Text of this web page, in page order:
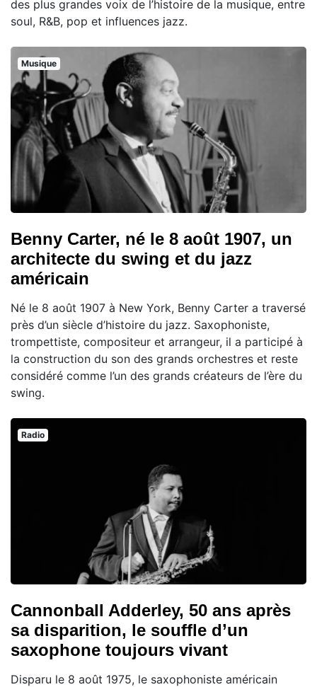
des plus grandes voix de l’histoire de la musique, entre
soul, R&B, pop et influences jazz.
Musique
Benny Carter, né le 8 août 1907, un
architecte du swing et du jazz
américain
Né le 8 août 1907 à New York, Benny Carter a traversé
près d’un siècle d’histoire du jazz. Saxophoniste,
trompettiste, compositeur et arrangeur, il a participé à
la construction du son des grands orchestres et reste
considéré comme l’un des grands créateurs de l’ère du
swing.
Radio
Cannonball Adderley, 50 ans après
sa disparition, le souffle d’un
saxophone toujours vivant
Disparu le 8 août 1975, le saxophoniste américain